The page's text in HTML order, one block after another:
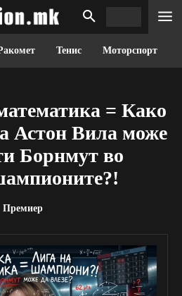
Тенис Моторспорт
= Како
Астон Вила може
Борнмут во
Премиер